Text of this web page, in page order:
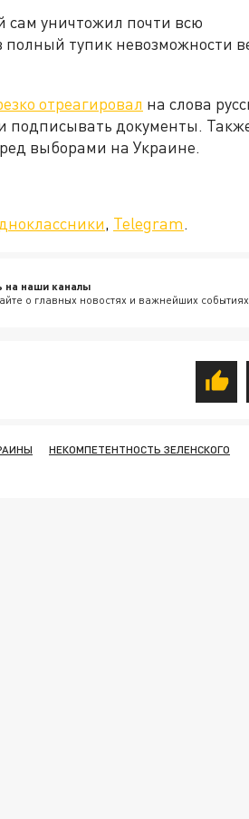
сам уничтожил почти всю
полный тупик невозможности
отреагировал на слова
подписывать документы.
выборами на Украине.
, Telegram.
на наши каналы
о главных новостях и важнейших
НЕКОМПЕТЕНТНОСТЬ ЗЕЛЕНСКОГО